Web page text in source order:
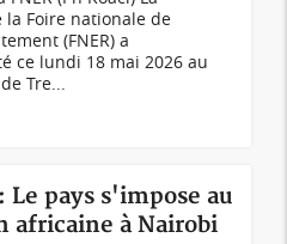
Foire nationale de
(FNER) a
ce lundi 18 mai 2026 au
Tre...
pays s'impose au
africaine à Nairobi